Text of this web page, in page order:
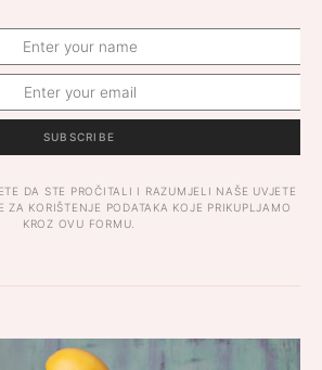
SUBSCRIBE
DA STE PROČITALI I RAZUMJELI NAŠE UVJETE
ZA KORIŠTENJE PODATAKA KOJE PRIKUPLJAMO
KROZ OVU FORMU.